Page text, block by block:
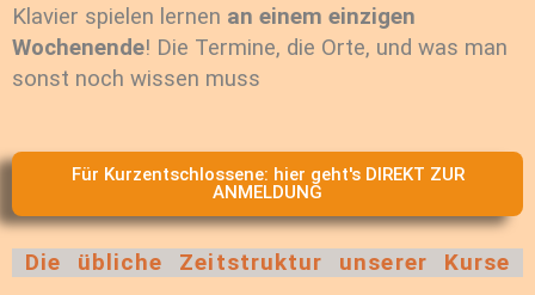
Klavier spielen lernen an einem einzigen
Wochenende! Die Termine, die Orte, und was man
sonst noch wissen muss
Für Kurzentschlossene: hier geht's DIREKT ZUR
ANMELDUNG
Die übliche Zeitstruktur unserer Kurse